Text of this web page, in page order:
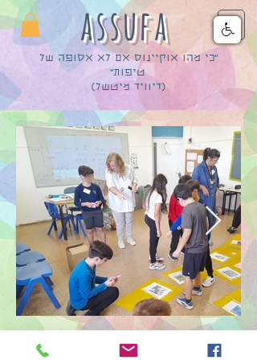
assufa
״כי מהו אוקיינוס אם לא אסופה של
טיפות״
(דיוויד מיטשל)